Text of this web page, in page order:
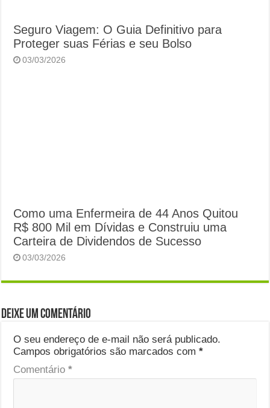
Seguro Viagem: O Guia Definitivo para
Proteger suas Férias e seu Bolso
03/03/2026
Como uma Enfermeira de 44 Anos Quitou
R$ 800 Mil em Dívidas e Construiu uma
Carteira de Dividendos de Sucesso
03/03/2026
Deixe um comentário
O seu endereço de e-mail não será publicado.
Campos obrigatórios são marcados com*
Comentário*